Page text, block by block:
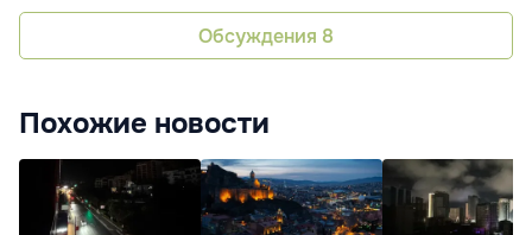
Обсуждения 8
Похожие новости